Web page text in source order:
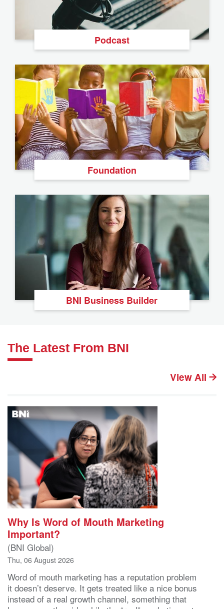
Podcast
Foundation
BNI Business Builder
The Latest From BNI
View All
Why Is Word of Mouth Marketing
Important?
(BNI Global)
Thu, 06 August 2026
Word of mouth marketing has a reputation problem
it doesn’t deserve. It gets treated like a nice bonus
instead of a real growth channel, something that